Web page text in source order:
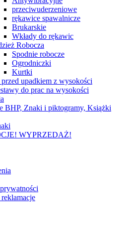
przeciwuderzeniowe
rękawice spawalnicze
Brukarskie
Wkłady do rękawic
Robocza
Spodnie robocze
Ogrodniczki
Kurtki
upadkiem z wysokości
do prac na wysokości
BHP, Znaki i piktogramy, Książki
WYPRZEDAŻ!